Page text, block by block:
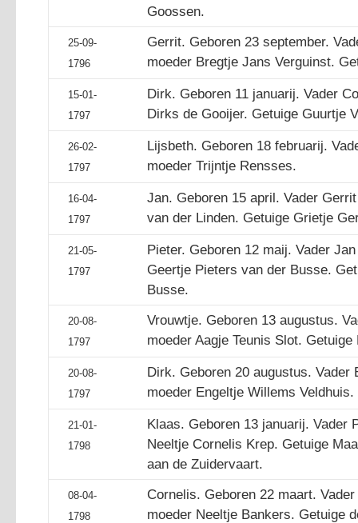
Goossen.
25-09-
1796
Gerrit. Geboren 23 september.
moeder Bregtje Jans Verguinst.
15-01-
1797
Dirk. Geboren 11 januarij. Vader
Dirks de Gooijer. Getuige Guurtje
26-02-
1797
Lijsbeth. Geboren 18 februarij.
moeder Trijntje Rensses.
16-04-
1797
Jan. Geboren 15 april. Vader
van der Linden. Getuige Grietje
21-05-
1797
Pieter. Geboren 12 maij. Vader
Geertje Pieters van der Busse.
Busse.
20-08-
1797
Vrouwtje. Geboren 13 augustus.
moeder Aagje Teunis Slot.
20-08-
1797
Dirk. Geboren 20 augustus.
moeder Engeltje Willems Veldhuis.
21-01-
1798
Klaas. Geboren 13 januarij. Vader
Neeltje Cornelis Krep. Getuige
aan de Zuidervaart.
08-04-
1798
Cornelis. Geboren 22 maart.
moeder Neeltje Bankers. Getuige